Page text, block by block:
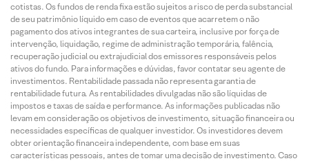
cotistas. Os fundos de renda fixa estão sujeitos a risco de perda substancial
de seu patrimônio líquido em caso de eventos que acarretem o não
pagamento dos ativos integrantes de sua carteira, inclusive por força de
intervenção, liquidação, regime de administração temporária, falência,
recuperação judicial ou extrajudicial dos emissores responsáveis pelos
ativos do fundo. Para informações e dúvidas, favor contatar seu agente de
investimentos. Rentabilidade passada não representa garantia de
rentabilidade futura. As rentabilidades divulgadas não são líquidas de
impostos e taxas de saída e performance. As informações publicadas não
levam em consideração os objetivos de investimento, situação financeira ou
necessidades específicas de qualquer investidor. Os investidores devem
obter orientação financeira independente, com base em suas
características pessoais, antes de tomar uma decisão de investimento. Caso